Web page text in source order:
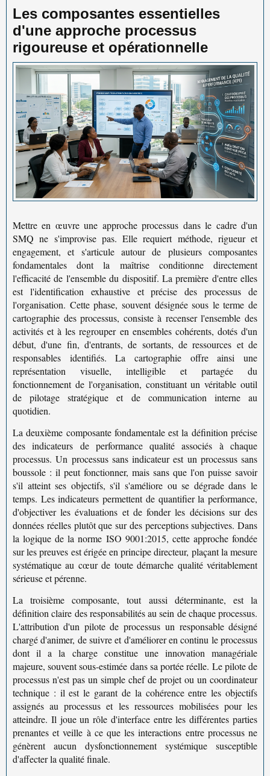
Les composantes essentielles
d'une approche processus
rigoureuse et opérationnelle
Mettre en œuvre une approche processus dans le cadre d'un
SMQ ne s'improvise pas. Elle requiert méthode, rigueur et
engagement, et s'articule autour de plusieurs composantes
fondamentales dont la maîtrise conditionne directement
l'efficacité de l'ensemble du dispositif. La première d'entre elles
est l'identification exhaustive et précise des processus de
l'organisation. Cette phase, souvent désignée sous le terme de
cartographie des processus, consiste à recenser l'ensemble des
activités et à les regrouper en ensembles cohérents, dotés d'un
début, d'une fin, d'entrants, de sortants, de ressources et de
responsables identifiés. La cartographie offre ainsi une
représentation visuelle, intelligible et partagée du
fonctionnement de l'organisation, constituant un véritable outil
de pilotage stratégique et de communication interne au
quotidien.
La deuxième composante fondamentale est la définition précise
desindicateurs de performance qualité associés à chaque
processus. Un processus sans indicateur est un processus sans
boussole : il peut fonctionner, mais sans que l'on puisse savoir
s'il atteint ses objectifs, s'il s'améliore ou se dégrade dans le
temps. Les indicateurs permettent de quantifier la performance,
d'objectiver les évaluations et de fonder les décisions sur des
données réelles plutôt que sur des perceptions subjectives. Dans
la logique de la norme ISO 9001:2015, cette approche fondée
sur les preuves est érigée en principe directeur, plaçant la mesure
systématique au cœur de toute démarche qualité véritablement
sérieuse et pérenne.
La troisième composante, tout aussi déterminante, est la
définition claire des responsabilités au sein de chaque processus.
L'attribution d'un pilote de processusun responsable désigné
chargé d'animer, de suivre et d'améliorer en continu le processus
dont il a la charge constitue une innovation managériale
majeure, souvent sous-estimée dans sa portée réelle. Le pilote de
processus n'est pas un simple chef de projet ou un coordinateur
technique : il est le garant de la cohérence entre les objectifs
assignés au processus et les ressources mobilisées pour les
atteindre. Il joue un rôle d'interface entre les différentes parties
prenantes et veille à ce que les interactions entre processus ne
génèrent aucun dysfonctionnement systémique susceptible
d'affecter la qualité finale.